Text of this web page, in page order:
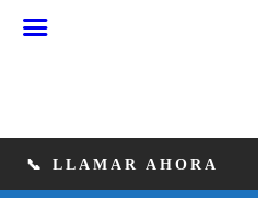
📞 LLAMAR AHORA